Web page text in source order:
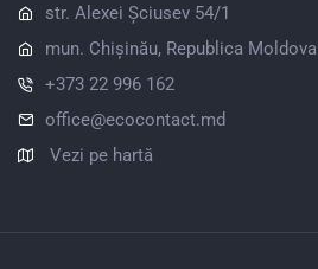
str. Alexei Șciusev 54/1
mun. Chișinău, Republica Moldova
+373 22 996 162
office@ecocontact.md
Vezi pe hartă